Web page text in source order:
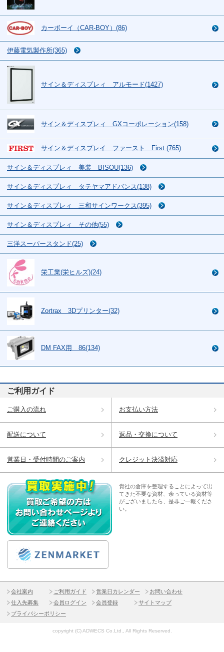
カーボーイ（CAR-BOY）(86)
伊藤電気製作所(365)
サイン＆ディスプレィ アルモード(1427)
サイン＆ディスプレィ GXコーポレーション(158)
サイン＆ディスプレイ ファースト First (765)
サイン＆ディスプレィ 美装 BISOU(136)
サイン＆ディスプレィ タテヤマアドバンス(138)
サイン＆ディスプレィ 三和サインワークス(395)
サイン＆ディスプレィ その他(55)
三洋スーパースタンド(25)
栄工業(栄ヒルズ)(24)
Zortrax 3Dプリンター(32)
DM FAX用 86(134)
ご利用ガイド
ご購入の流れ お支払い方法
配送について 返品・交換について
営業日・受付時間のご案内 クレジット決済対応
貴社の倉庫を整理することによって出
てきた不要な資材、余っている資材等
がございましたら、是非ご一報くださ
い。
会社案内 ご利用ガイド 営業日カレンダー
お問い合わせ
仕入先募集
会員ログイン 会員登録
サイトマップ
プライバシーポリシー
copyright (C) ADWECS Co.Ltd., All Rights Reserved.